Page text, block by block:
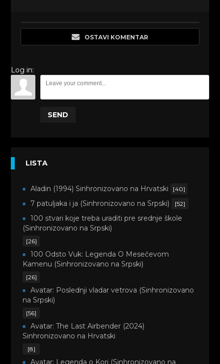
OSTAVI KOMENTAR
Log in:
SEND
LISTA
Aladin (1994) Sinhronizovano na Hrvatski [40]
7 patuljaka i ja (Sinhronizovano na Srpski) [52]
100 stvari koje treba uraditi pre srednje škole
(Sinhronizovano na Srpski)
[26]
100 Odsto Vuk: Legenda O Mesečevom
Kamenu (Sinhronizovano na Srpski)
[26]
Avatar: Poslednji vladar vetrova (Sinhronizovano
na Srpski)
[56]
Avatar: The Last Airbender (2024)
Sinhronizovano na Hrvatski
[8]